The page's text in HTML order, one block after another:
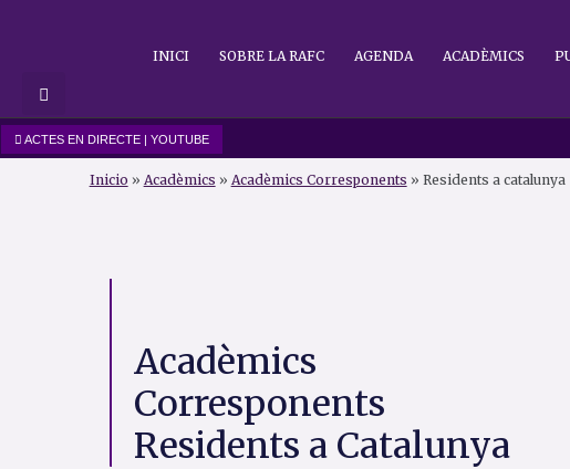
INICI SOBRE LA RAFC AGENDA ACADÈMICS
ACTES EN DIRECTE | YOUTUBE
Inicio » Acadèmics » Acadèmics Corresponents » Residents a catalunya
Acadèmics
Corresponents
Residents a Catalunya